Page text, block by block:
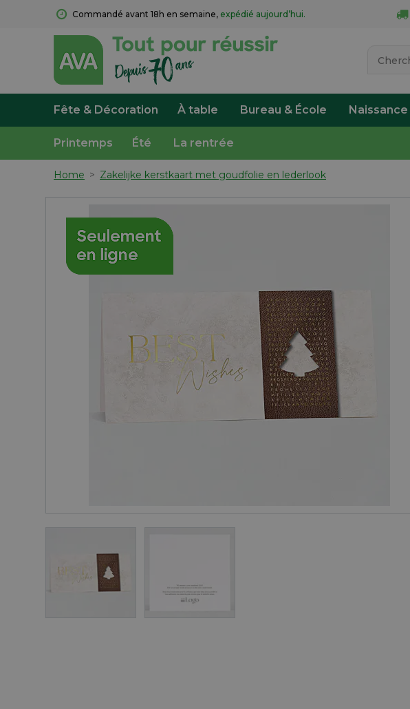
Commandé avant 18h en semaine, expédié aujourd’hui.
Fête & Décoration À table Bureau & École Naissance
Printemps Été La rentrée
Home > Zakelijke kerstkaart met goudfolie en lederlook